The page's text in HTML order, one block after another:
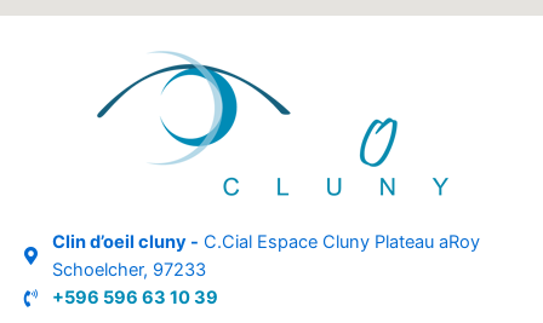
Clin d’oeil cluny - C.Cial Espace Cluny Plateau aRoy
Schoelcher, 97233
+596 596 63 10 39